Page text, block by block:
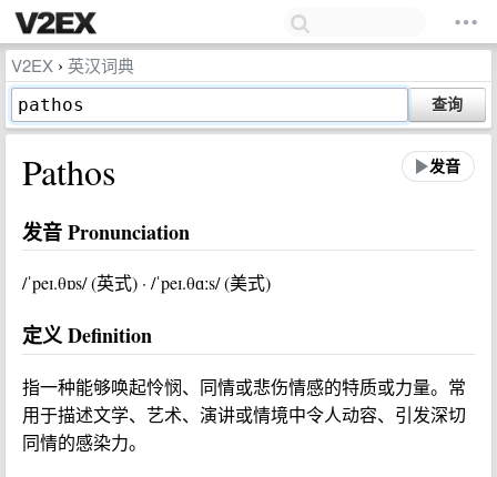
V2EX › 英汉词典
查询
Pathos 发音
发音 Pronunciation
/ˈpeɪ.θɒs/ (英式) · /ˈpeɪ.θɑːs/ (美式)
定义 Definition
指一种能够唤起怜悯、同情或悲伤情感的特质或力量。常
用于描述文学、艺术、演讲或情境中令人动容、引发深切
同情的感染力。